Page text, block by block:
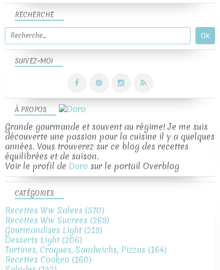
SUIVEZ-MOI
RECHERCHE
À PROPOS
Grande gourmande et souvent au régime! Je me suis
découverte une passion pour la cuisine il y a quelques
années. Vous trouverez sur ce blog des recettes
équilibrées et de saison.
Voir le profil de Doro sur le portail Overblog
CATÉGORIES
Recettes Ww Salees (570)
Recettes Ww Sucrees (269)
Gourmandises Light(219)
Desserts Light(206)
Tartines, Croques, Sandwichs, Pizzas (164)
Recettes Cookeo (160)